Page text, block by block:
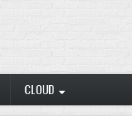
CLOUD